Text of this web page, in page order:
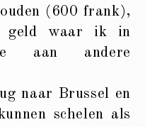
(600 frank),
geld waar ik in
aan andere
naar Brussel en
schelen als